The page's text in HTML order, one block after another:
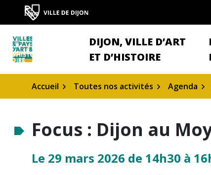
Gestion des traceurs
DIJON, VILLE D’ART
ET D’HISTOIRE
Accueil Toutes nos activités Agenda
Focus : Dijon au
Le 29 mars 2026 de 14h30 à